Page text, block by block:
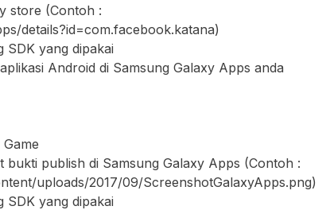
store (Contoh :
details?id=com.facebook.katana)
yang dipakai
Android di Samsung Galaxy Apps anda
publish di Samsung Galaxy Apps (Contoh :
uploads/2017/09/ScreenshotGalaxyApps.png)
yang dipakai